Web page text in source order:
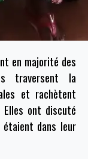
en majorité des
traversent la
et rachètent
Elles ont discuté
étaient dans leur